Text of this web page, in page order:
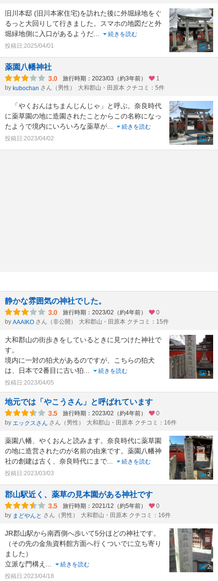
旧川本邸 (旧川本家住宅)を訪れた後に外堀緑地をぐ
るっと大回りして行きました。スマホの地図だと外
堀緑地側に入口があるようだ...
続きを読む
投稿日:2025/04/01
1
薬園八幡神社
3.0 旅行時期：2023/03（約3年前）
1
by kubochan さん（男性） 大和郡山・田原本 クチコミ：5件
「やくおんはちまんじんじゃ」と呼ぶ。奈良時代
に薬草園の地に造園されたことからこの名称になっ
たようで境内にいろいろな薬草が...
続きを読む
投稿日:2023/04/02
7
静かな雰囲気の神社でした。
3.0 旅行時期：2023/02（約4年前）
0
by AAAIKO さん（非公開） 大和郡山・田原本 クチコミ：15件
大和郡山の街歩きをしているときに見つけた神社で
す。
境内に一対の狛犬があるのですが、こちらの狛犬
は、日本で2番目に古い狛...
続きを読む
投稿日:2023/04/05
1
地元では「やこうさん」と呼ばれています
3.5 旅行時期：2023/02（約4年前）
0
by エックスさん さん（男性） 大和郡山・田原本 クチコミ：16件
薬園八幡、やくおんと読みます。奈良時代に薬草園
の地に造営されたのが名前の由来です。薬園八幡神
社の創建は古く、奈良時代にまで...
続きを読む
投稿日:2023/03/03
2
郡山駅近く、薬草の見本園がある神社です
3.5 旅行時期：2021/12（約5年前）
0
by まどやんと さん（男性） 大和郡山・田原本 クチコミ：16件
JR郡山駅から南西側へ歩いて5分ほどの神社です。
（その先の金魚資料館方面へ行くついでに立ち寄り
ました）
立派な門構え ...
続きを読む
投稿日:2023/04/18
2